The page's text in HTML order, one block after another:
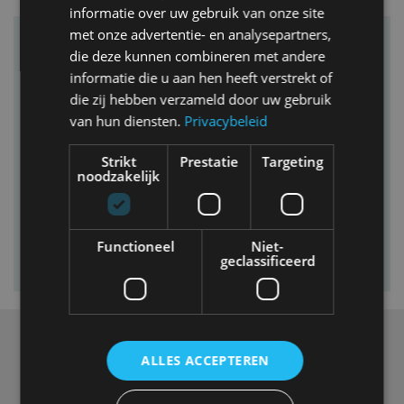
Vind je auto in onze database
Over ons
Op AutoRAI.nl vind je alles waar het hart van een
autoliefhebber sneller van gaat kloppen. In beeld én geluid,
van stadsauto tot supercar.
levert je het laatste
informatie over uw gebruik van onze site
met onze advertentie- en analysepartners,
die deze kunnen combineren met andere
informatie die u aan hen heeft verstrekt of
die zij hebben verzameld door uw gebruik
van hun diensten. Privacybeleid
Strikt
noodzakelijk
Prestatie Targeting
Functioneel
Niet-
geclassificeerd
ALLES ACCEPTEREN